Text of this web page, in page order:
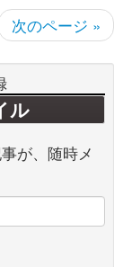
次のページ »
ル
が、随時メ